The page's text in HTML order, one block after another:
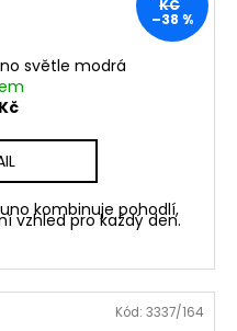
KČ
–38 %
světle modrá
kombinuje pohodlí,
vzhled pro každý den.
Kód: 3337/164